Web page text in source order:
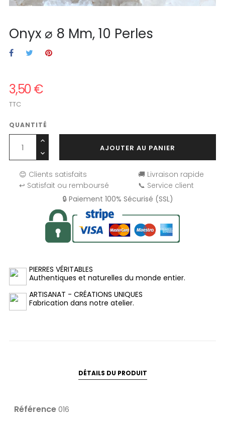
Onyx ⌀ 8 Mm, 10 Perles
3,50 €
TTC
QUANTITÉ
AJOUTER AU PANIER
😊 Clients satisfaits
🚚 Livraison rapide
↩️ Satisfait ou remboursé
📞 Service client
🔒 Paiement 100% Sécurisé (SSL)
PIERRES VÉRITABLES
Authentiques et naturelles du monde entier.
ARTISANAT - CRÉATIONS UNIQUES
Fabrication dans notre atelier.
DÉTAILS DU PRODUIT
Référence 016